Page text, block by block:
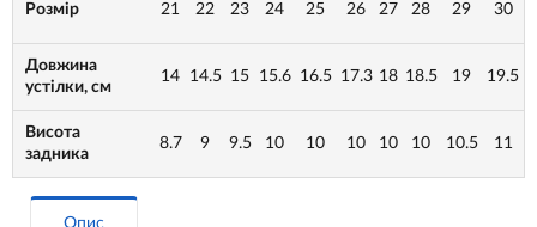
Розмір 21 22 23 24 25 26 27 28 29 30
Довжина
устілки, см
14 14.5 15 15.6 16.5 17.3 18 18.5 19 19.5
Висота
задника
8.7 9 9.5 10 10 10 10 10 10.5 11
Опис